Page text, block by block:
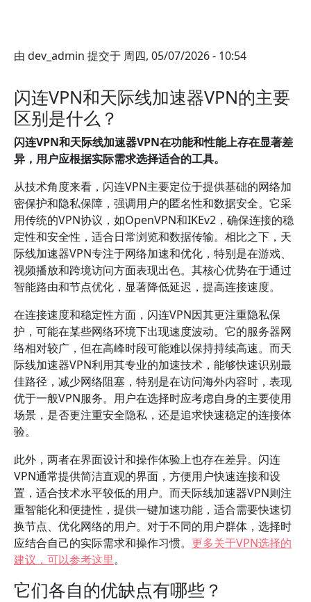
由 dev_admin 提交于 周四, 05/07/2026 - 10:54
闪连VPN和天际线加速器VPN的主要
区别是什么？
闪连VPN和天际线加速器VPN在功能和性能上存在显著差
异，用户应根据实际需求选择适合的工具。
从技术角度来看，闪连VPN主要定位于提供基础的网络加
密保护和隐私保障，强调用户的匿名性和数据安全。它采
用传统的VPN协议，如OpenVPN和IKEv2，确保连接的稳
定性和安全性，适合日常浏览和数据传输。相比之下，天
际线加速器VPN专注于网络加速和优化，特别是在游戏、
视频播放和跨境访问方面表现出色。其核心优势在于通过
智能路由和节点优化，显著降低延迟，提高连接速度。
在连接速度和稳定性方面，闪连VPN因其更注重隐私保
护，可能在某些网络环境下出现速度波动。它的服务器网
络相对较广，但在高峰时段可能难以保持持续高速。而天
际线加速器VPN利用其专业的加速技术，能够快速识别最
佳路径，减少网络阻塞，特别是在访问海外内容时，表现
优于一般VPN服务。用户在选择时应考虑自身的主要使用
场景，是否更注重安全隐私，还是追求快速稳定的连接体
验。
此外，两者在界面设计和操作体验上也存在差异。闪连
VPN通常提供简洁直观的界面，方便用户快速连接和设
置，适合技术水平较低的用户。而天际线加速器VPN则注
重智能化和便捷性，提供一键加速功能，适合需要快速切
换节点、优化网络的用户。对于不同的用户群体，选择时
应结合自己的实际需求和操作习惯。 更多关于VPN选择的
建议，可以参考这里。
它们各自的优缺点有哪些？